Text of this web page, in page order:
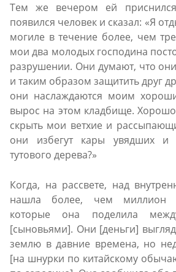
Тем же вечером ей
появился человек и сказал: «Я
могиле в течение более, чем
мои два молодых господина
разрушении. Они думают, что они
и таким образом защитить друг
они наслаждаются моим
вырос на этом кладбище.
скрыть мои ветхие и
они избегут кары увядших и
тутового дерева?»
Когда, на рассвете, над
нашла более, чем миллион
которые она поделила
[сыновьями]. Они [деньги]
землю в давние времена, но
[на шнурки по китайскому